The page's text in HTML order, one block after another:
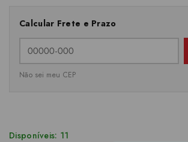
Calcular Frete e Prazo
Não sei meu CEP
Disponíveis: 11